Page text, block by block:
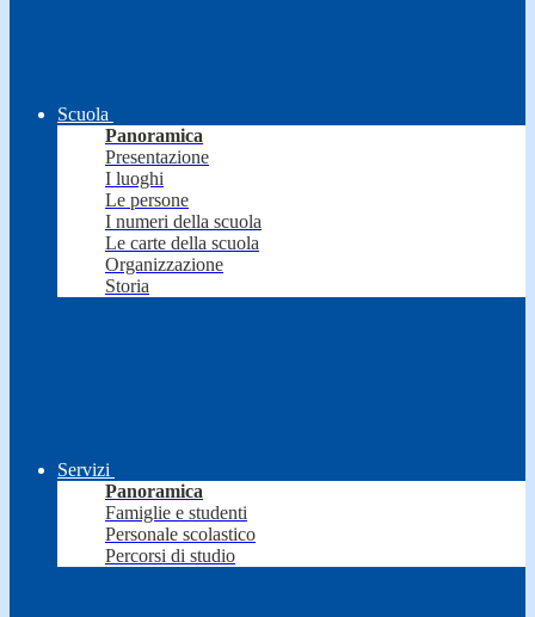
Scuola
Panoramica
Presentazione
I luoghi
Le persone
I numeri della scuola
Le carte della scuola
Organizzazione
Storia
Servizi
Panoramica
Famiglie e studenti
Personale scolastico
Percorsi di studio